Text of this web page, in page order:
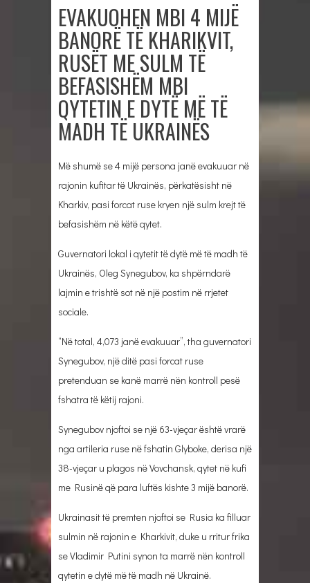
EVAKUOHEN MBI 4 MIJË
BANORË TË KHARIKVIT,
RUSËT ME SULM TË
BEFASISHËM MBI
QYTETIN E DYTË MË TË
MADH TË UKRAINËS
Më shumë se 4 mijë persona janë evakuuar në
rajonin kufitar të Ukrainës, përkatësisht në
Kharkiv, pasi forcat ruse kryen një sulm krejt të
befasishëm në këtë qytet.
Guvernatori lokal i qytetit të dytë më të madh të
Ukrainës, Oleg Synegubov, ka shpërndarë
lajmin e trishtë sot në një postim në rrjetet
sociale.
“Në total, 4,073 janë evakuuar”, tha guvernatori
Synegubov, një ditë pasi forcat ruse
pretenduan se kanë marrë nën kontroll pesë
fshatra të këtij rajoni.
Synegubov njoftoi se një 63-vjeçar është vrarë
nga artileria ruse në fshatin Glyboke, derisa një
38-vjeçar u plagos në Vovchansk, qytet në kufi
me Rusinë që para luftës kishte 3 mijë banorë.
Ukrainasit të premten njoftoi se Rusia ka filluar
sulmin në rajonin e Kharkivit, duke u rritur frika
se Vladimir Putini synon ta marrë nën kontroll
qytetin e dytë më të madh në Ukrainë.